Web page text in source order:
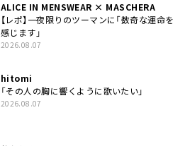
ALICE IN MENSWEAR × MASCHERA
【レポ】一夜限りのツーマンに「数奇な運命を
感じます」
2026.08.07
hitomi
「その人の胸に響くように歌いたい」
2026.08.07